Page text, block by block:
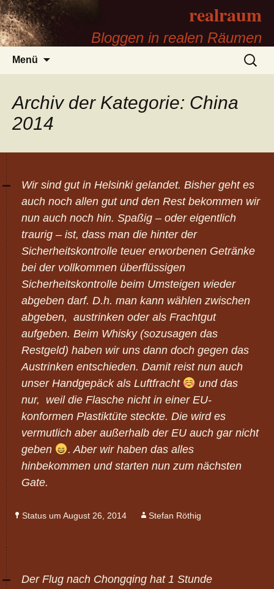
realraum
Bloggen in realen Räumen
Menü
Suchen
nach:
Archiv der Kategorie: China
2014
Wir sind gut in Helsinki gelandet. Bisher geht es
auch noch allen gut und den Rest bekommen wir
nun auch noch hin. Spaßig – oder eigentlich
traurig – ist, dass man die hinter der
Sicherheitskontrolle teuer erworbenen Getränke
bei der vollkommen überflüssigen
Sicherheitskontrolle beim Umsteigen wieder
abgeben darf. D.h. man kann wählen zwischen
abgeben, austrinken oder als Frachtgut
aufgeben. Beim Whisky (sozusagen das
Restgeld) haben wir uns dann doch gegen das
Austrinken entschieden. Damit reist nun auch
unser Handgepäck als Luftfracht
und das
nur, weil die Flasche nicht in einer EU-
konformen Plastiktüte steckte. Die wird es
vermutlich aber außerhalb der EU auch gar nicht
geben
. Aber wir haben das alles
hinbekommen und starten nun zum nächsten
Gate.
Status um August 26, 2014 Stefan Röthig
Der Flug nach Chongqing hat 1 Stunde